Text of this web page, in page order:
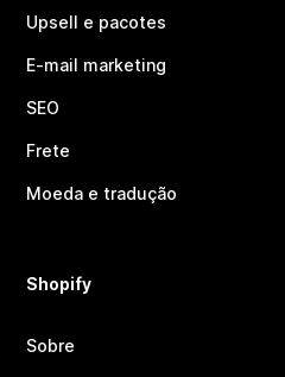
Upsell e pacotes
E-mail marketing
SEO
Frete
Moeda e tradução
Shopify
Sobre